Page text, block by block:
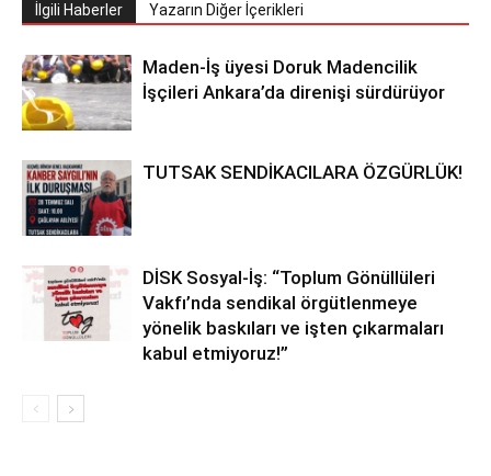
İlgili Haberler Yazarın Diğer İçerikleri
Maden-İş üyesi Doruk Madencilik
İşçileri Ankara’da direnişi sürdürüyor
TUTSAK SENDİKACILARA ÖZGÜRLÜK!
DİSK Sosyal-İş: “Toplum Gönüllüleri
Vakfı’nda sendikal örgütlenmeye
yönelik baskıları ve işten çıkarmaları
kabul etmiyoruz!”